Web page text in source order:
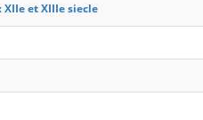
et XIIIe siecle